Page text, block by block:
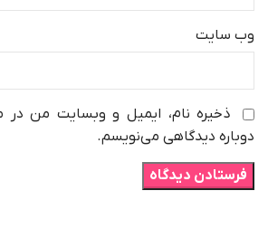
وب‌ سایت
ذخیره نام، ایمیل و وبسایت من در
دوباره دیدگاهی می‌نویسم.